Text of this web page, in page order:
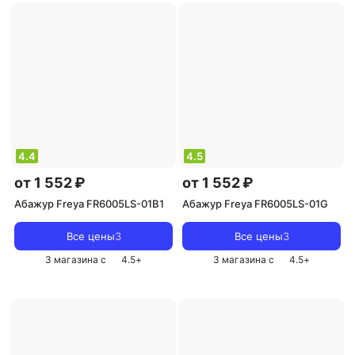
4.4
от 1 552 ₽
Абажур Freya FR6005LS-01B1
Все цены3
3 магазина с 4.5+
4.5
от 1 552 ₽
Абажур Freya FR6005LS-01G
Все цены3
3 магазина с 4.5+